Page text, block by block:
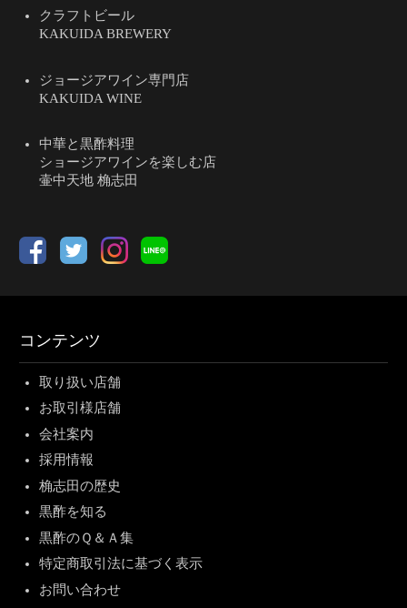
クラフトビール
KAKUIDA BREWERY
ジョージアワイン専門店
KAKUIDA WINE
中華と黒酢料理
ショージアワインを楽しむ店
壷中天地 桷志田
コンテンツ
取り扱い店舗
お取引様店舗
会社案内
採用情報
桷志田の歴史
黒酢を知る
黒酢のＱ＆Ａ集
特定商取引法に基づく表示
お問い合わせ